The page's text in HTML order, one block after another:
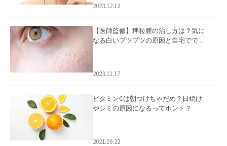
2023.12.12
【医師監修】稗粒腫の治し方は？気に
なる白いブツブツの原因と自宅ででき
2023.11.17
ビタミンCは朝つけちゃだめ？日焼け
やシミの原因になるってホント？
2021.09.22